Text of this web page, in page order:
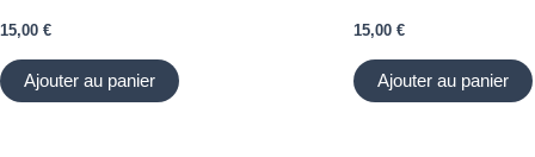
15,00 €
Ajouter au panier
15,00 €
Ajouter au panier